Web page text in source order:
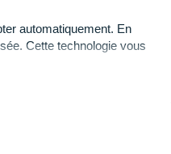
automatiquement. En
Cette technologie vous